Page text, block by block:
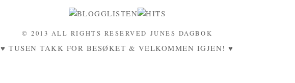
© 2013 ALL RIGHTS RESERVED JUNES DAGBOK
♥ TUSEN TAKK FOR BESØKET & VELKOMMEN IGJEN! ♥